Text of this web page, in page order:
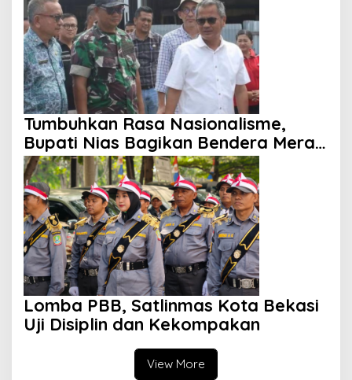
Tumbuhkan Rasa Nasionalisme,
Bupati Nias Bagikan Bendera Merah
Putih
Lomba PBB, Satlinmas Kota Bekasi
Uji Disiplin dan Kekompakan
View More